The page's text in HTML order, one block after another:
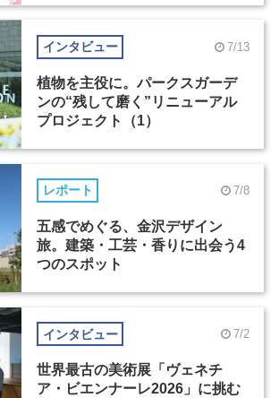
インタビュー 7/13
植物を主役に。パークスガーデ
ンの“残して磨く”リニューアル
プロジェクト（1）
レポート 7/8
五感でめぐる、金沢デザイン
旅。建築・工芸・香りに出会う4
つのスポット
インタビュー 7/2
世界最古の美術展「ヴェネチ
ア・ビエンナーレ2026」に挑む